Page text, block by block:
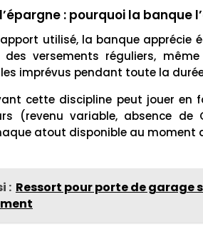
: pourquoi la banque
utilisé, la banque apprécie
des versements réguliers,
imprévus pendant toute la
cette discipline peut jouer
(revenu variable, absence de
atout disponible au moment
: Ressort pour porte de